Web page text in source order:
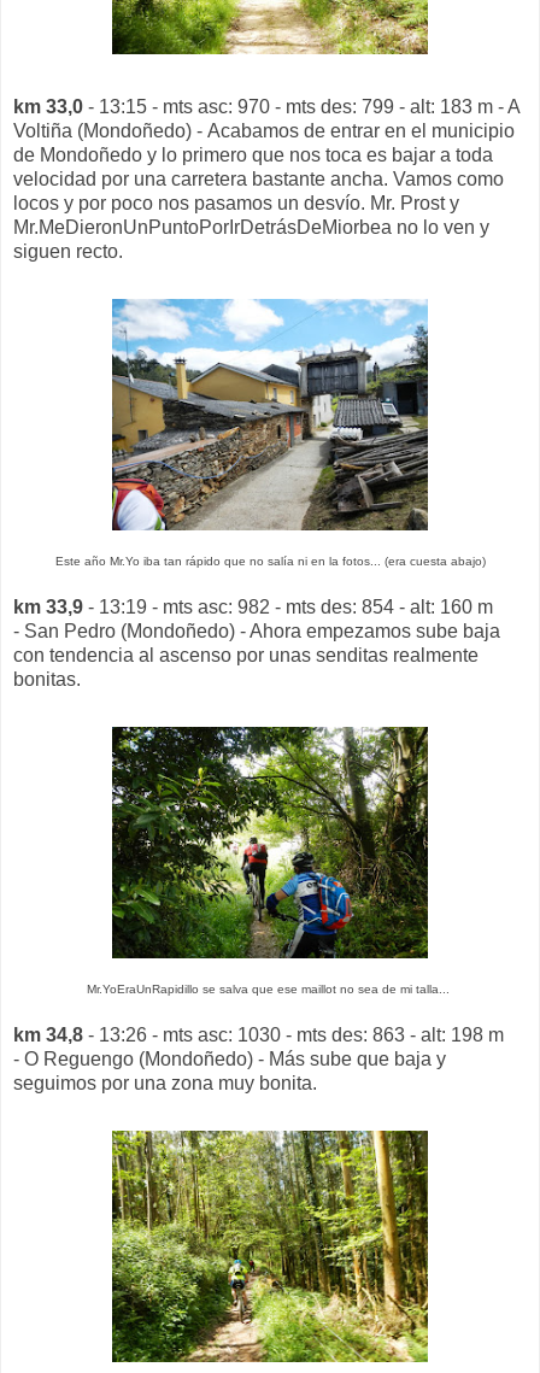
km 33,0 - 13:15 - mts asc: 970 - mts des: 799 - alt: 183 m - A
Voltiña (Mondoñedo) - Acabamos de entrar en el municipio
de Mondoñedo y lo primero que nos toca es bajar a toda
velocidad por una carretera bastante ancha. Vamos como
locos y por poco nos pasamos un desvío. Mr. Prost y
Mr.MeDieronUnPuntoPorIrDetrásDeMiorbea no lo ven y
siguen recto.
Este año Mr.Yo iba tan rápido que no salía ni en la fotos... (era cuesta abajo)
km 33,9 - 13:19 - mts asc: 982 - mts des: 854 - alt: 160 m
- San Pedro (Mondoñedo) - Ahora empezamos sube baja
con tendencia al ascenso por unas senditas realmente
bonitas.
Mr.YoEraUnRapidillo se salva que ese maillot no sea de mi talla...
km 34,8 - 13:26 - mts asc: 1030 - mts des: 863 - alt: 198 m
- O Reguengo (Mondoñedo) - Más sube que baja y
seguimos por una zona muy bonita.